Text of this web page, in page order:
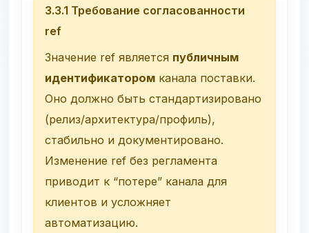
3.3.1 Требование согласованности
ref
Значение ref является публичным
идентификатором канала поставки.
Оно должно быть стандартизировано
(релиз/архитектура/профиль),
стабильно и документировано.
Изменение ref без регламента
приводит к “потере” канала для
клиентов и усложняет
автоматизацию.